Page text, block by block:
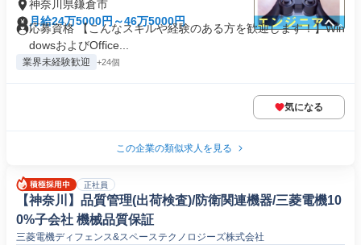
神奈川県鎌倉市
月給24万5000円～46万5000円
応募資格 【こんなスキルや経験のある方を歓迎します！】Win
dowsおよびOffice...
業界未経験歓迎 +24個
気になる
この企業の類似求人を見る
正社員
【神奈川】品質管理(出荷検査)/防衛関連機器/三菱電機10
0%子会社 機械品質保証
三菱電機ディフェンス&スペーステクノロジーズ株式会社